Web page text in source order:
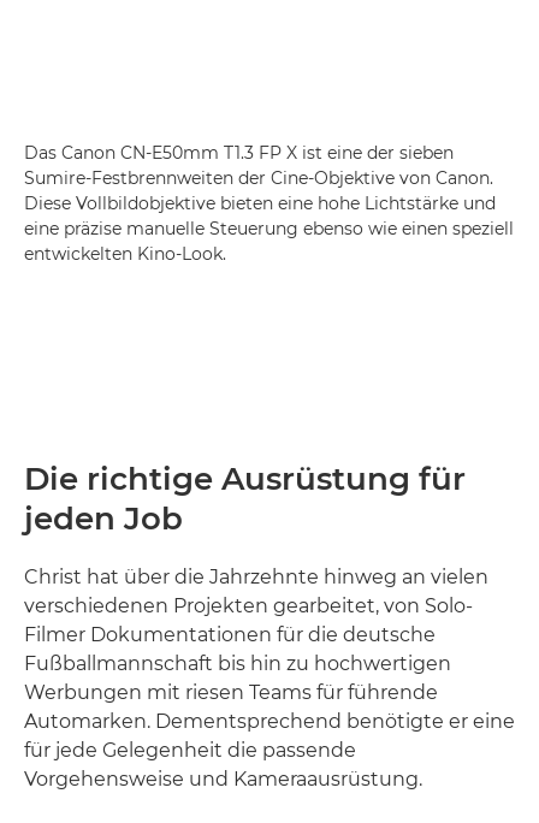
Das Canon CN-E50mm T1.3 FP X ist eine der sieben
Sumire-Festbrennweiten der Cine-Objektive von Canon.
Diese Vollbildobjektive bieten eine hohe Lichtstärke und
eine präzise manuelle Steuerung ebenso wie einen speziell
entwickelten Kino-Look.
Die richtige Ausrüstung für
jeden Job
Christ hat über die Jahrzehnte hinweg an vielen
verschiedenen Projekten gearbeitet, von Solo-
Filmer Dokumentationen für die deutsche
Fußballmannschaft bis hin zu hochwertigen
Werbungen mit riesen Teams für führende
Automarken. Dementsprechend benötigte er eine
für jede Gelegenheit die passende
Vorgehensweise und Kameraausrüstung.